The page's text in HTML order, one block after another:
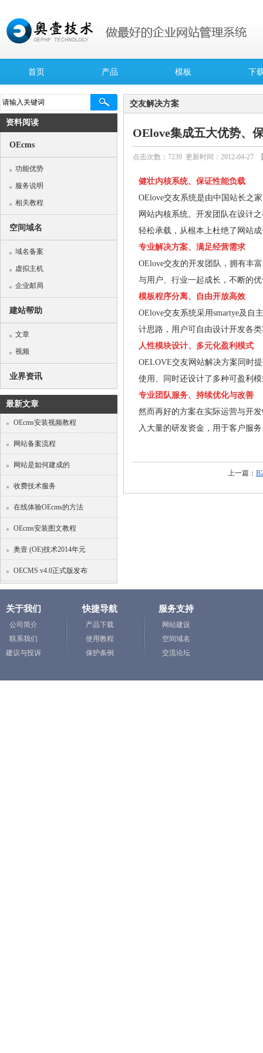
首页 产品 模板 下
资料阅读
OEcms
功能优势
服务说明
相关教程
空间域名
域名备案
虚拟主机
企业邮局
建站帮助
文章
视频
业界资讯
最新文章
OEcms安装视频教程
网站备案流程
网站是如何建成的
收费技术服务
在线体验OEcms的方法
OEcms安装图文教程
奥壹 (OE)技术2014年元
OECMS v4.0正式版发布
交友解决方案
OElove集成五大优势、
点击次数： 7239 更新时间：2012-04-27
健壮内核系统、保证性能负载
OElove交友系统是由中国站长之
网站内核系统。开发团队在设计
轻松承载，从根本上杜绝了网站
专业解决方案、满足经营需求
OElove交友的开发团队，拥有丰
与用户、行业一起成长，不断的
模板程序分离、自由开放高效
OElove交友系统采用smartye及
计思路，用户可自由设计开发各
人性模块设计、多元化盈利模式
OELOVE交友网站解决方案同时
使用、同时还设计了多种可盈利
专业团队服务、持续优化与改善
然而再好的方案在实际运营与开
入大量的研发资金，用于客户服
上一篇：
关于我们
公司简介
联系我们
建议与投诉
快捷导航
产品下载
使用教程
保护条例
服务支持
网站建设
空间域名
交流论坛